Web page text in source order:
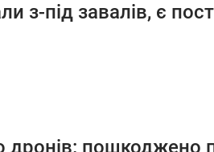
з-під завалів, є
дронів: пошкоджено